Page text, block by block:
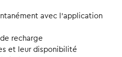
avec l’application
recharge
et leur disponibilité